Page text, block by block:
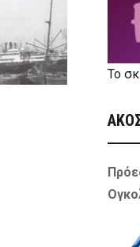
Το